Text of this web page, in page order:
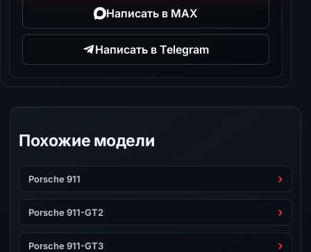
Написать в MAX
Написать в Telegram
Похожие модели
Porsche 911
Porsche 911-GT2
Porsche 911-GT3